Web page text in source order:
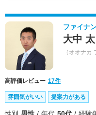
ファイナ
大中 太
（オオナカ
高評価レビュー 17件
雰囲気がいい 提案力がある